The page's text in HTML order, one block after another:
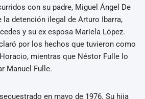
con su padre, Miguel Ángel De
la detención ilegal de Arturo Ibarra,
y su ex esposa Mariela López.
por los hechos que tuvieron como
mientras que Néstor Fulle lo
Manuel Fulle.
en mayo de 1976. Su hija